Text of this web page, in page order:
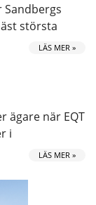
största
LÄS MER »
ägare när EQT
i
LÄS MER »